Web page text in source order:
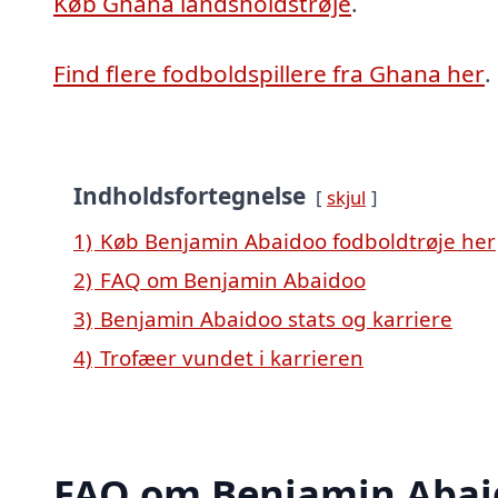
Find flere fodboldspillere fra Ghana her.
Indholdsfortegnelse skjul
1) Køb Benjamin Abaidoo fodboldtrøje her
2) FAQ om Benjamin Abaidoo
3) Benjamin Abaidoo stats og karriere
4) Trofæer vundet i karrieren